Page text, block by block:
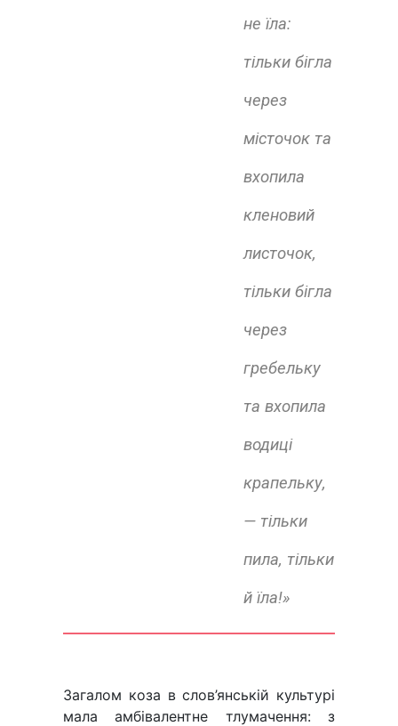
не їла:
тільки бігла
через
місточок та
вхопила
кленовий
листочок,
тільки бігла
через
гребельку
та вхопила
водиці
крапельку,
— тільки
пила, тільки
й їла!»
Загалом коза в слов’янській культурі
мала амбівалентне тлумачення: з